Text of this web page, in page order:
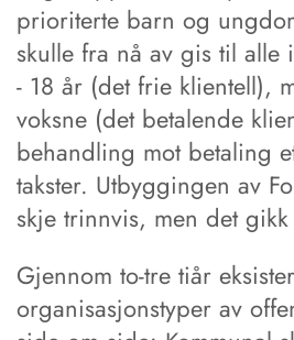
prioriterte barn og
skulle fra nå av gis til
- 18 år (det frie klientell),
voksne (det betalende
behandling mot betaling
takster. Utbyggingen av
skje trinnvis, men det gikk
Gjennom to-tre tiår
organisasjonstyper av